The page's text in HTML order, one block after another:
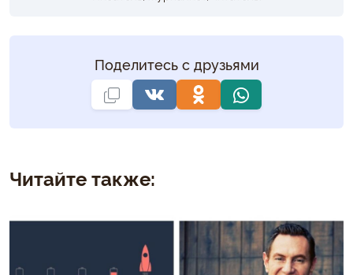
Поделитесь с друзьями
Читайте также: